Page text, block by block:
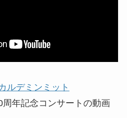
ルデミンミット
周年記念コンサートの動画